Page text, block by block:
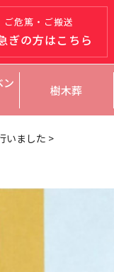
ご危篤・ご搬送
ぎの方はこちら
ン
樹木葬
いました >